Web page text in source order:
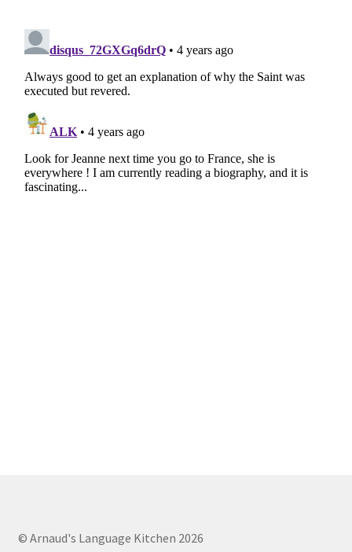
© Arnaud's Language Kitchen 2026